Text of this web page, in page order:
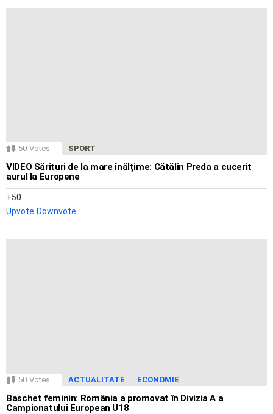
50 Votes SPORT
VIDEO Sărituri de la mare înălțime: Cătălin Preda a cucerit
aurul la Europene
50
Upvote Downvote
50 Votes ACTUALITATE ECONOMIE
Baschet feminin: România a promovat în Divizia A a
Campionatului European U18